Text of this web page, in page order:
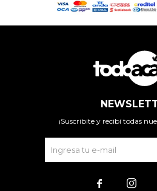
¡Suscribite y recibí todas
 